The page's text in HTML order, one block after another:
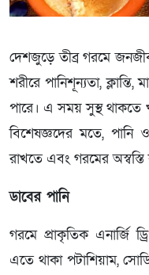
দেশজুড়ে তীব্র গরমে
শরীরে পানিশূন্যতা,
পারে। এ সময় সুস্থ থাকতে
বিশেষজ্ঞদের মতে, পানি
রাখতে এবং গরমের অস্বস্তি
ডাবের পানি
গরমে প্রাকৃতিক এনার্জি
এতে থাকা পটাশিয়াম,